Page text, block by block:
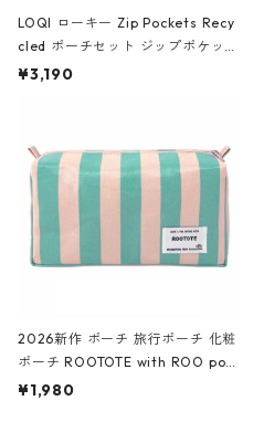
LOQI ローキー Zip Pockets Recy
cled ポーチセット ジップポケット
ファスナーポーチ 撥水加工 トラベ
ーガンディー、オフホワイト
¥3,190
2026新作 ポーチ 旅行ポーチ 化粧
ポーチ ROOTOTE with ROO pou
ch 3532 ルートート WR.ポーチ.ラ
¥1,980